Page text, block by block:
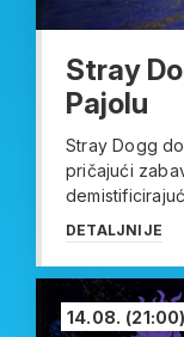
Stray
Pajolu
Stray Dogg
pričajući
DETALJNIJE
14.08. (21:00)